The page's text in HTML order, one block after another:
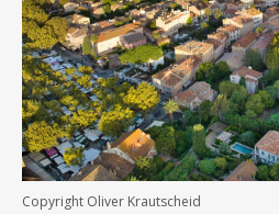
Copyright Oliver Krautscheid